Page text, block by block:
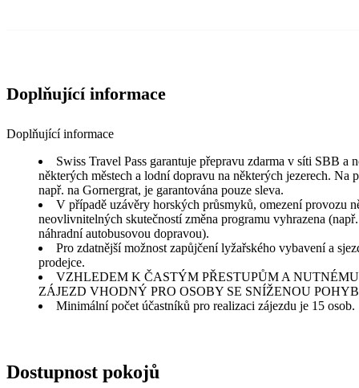
Doplňující informace
Doplňující informace
Swiss Travel Pass garantuje přepravu zdarma v síti SBB
některých městech a lodní dopravu na některých jezerech.
např. na Gornergrat, je garantována pouze sleva.
V případě uzávěry horských průsmyků, omezení provozu
neovlivnitelných skutečností změna programu vyhrazena
náhradní autobusovou dopravou).
Pro zdatnější možnost zapůjčení lyžařského vybavení a
prodejce.
VZHLEDEM K ČASTÝM PŘESTUPŮM A
ZÁJEZD VHODNÝ PRO OSOBY SE SNÍŽENOU
Minimální počet účastníků pro realizaci zájezdu je 15 osob.
Dostupnost pokojů